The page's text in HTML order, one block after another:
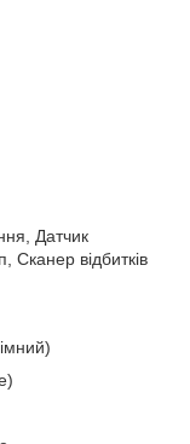
Датчик
Сканер відбитків